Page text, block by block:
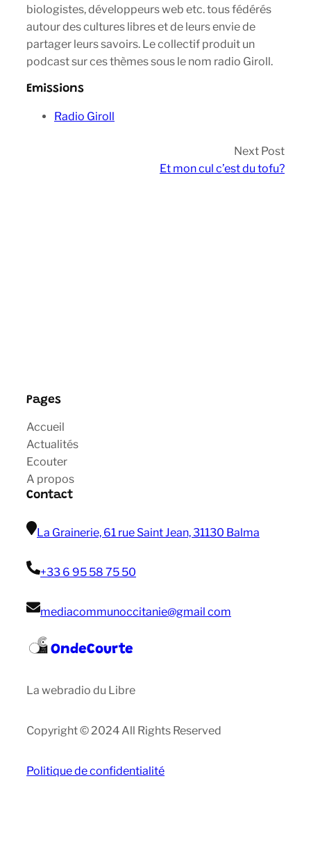
biologistes, développeurs web etc. tous fédérés
autour des cultures libres et de leurs envie de
partager leurs savoirs. Le collectif produit un
podcast sur ces thèmes sous le nom radio Giroll.
Emissions
Radio Giroll
Next Post
Et mon cul c’est du tofu?
Pages
Accueil
Actualités
Ecouter
A propos
Contact
La Grainerie, 61 rue Saint Jean, 31130 Balma
+33 6 95 58 75 50
mediacommunoccitanie@gmail com
OndeCourte
La webradio du Libre
Copyright © 2024 All Rights Reserved
Politique de confidentialité